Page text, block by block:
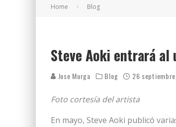
ZEDD IN THE PARK VUELVE
Home Blog
Steve Aoki entrará al
Jose Murga Blog 26
Foto cortesía del artista
En mayo, Steve Aoki publicó